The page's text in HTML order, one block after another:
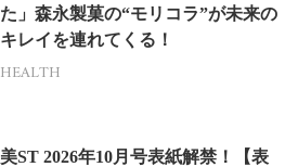
た」森永製菓の“モリコラ”が未来の
キレイを連れてくる！
HEALTH
美ST 2026年10月号表紙解禁！【表